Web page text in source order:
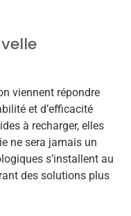
viennent répondre
et d’efficacité
à recharger, elles
ne sera jamais un
s’installent au
des solutions plus